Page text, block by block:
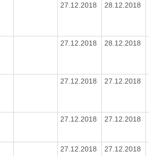
27.12.2018 28.12.2018
27.12.2018 28.12.2018
27.12.2018 27.12.2018
27.12.2018 27.12.2018
27.12.2018 27.12.2018